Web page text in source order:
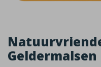
Geldermalsen